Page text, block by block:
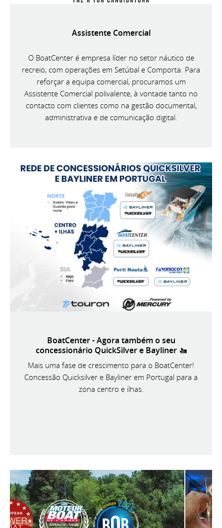
Assistente Comercial
O BoatCenter é empresa líder no setor náutico de
recreio, com operações em Setúbal e Comporta. Para
reforçar a equipa comercial, procuramos um
Assistente Comercial polivalente, à vontade tanto no
contacto com clientes como na gestão documental,
administrativa e de comunicação digital.
BoatCenter - Agora também o seu
concessionário QuickSilver e Bayliner 🚤
Mais uma fase de crescimento para o BoatCenter!
Concessão Quicksilver e Bayliner em Portugal para a
zona centro e ilhas.